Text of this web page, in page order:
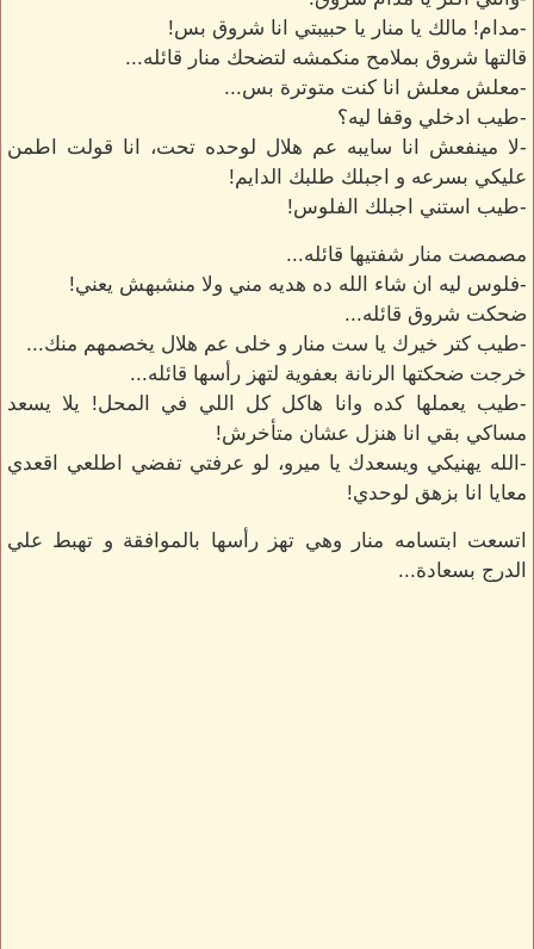
-مدام! مالك يا منار يا حبيبتي انا شروق بس!
قالتها شروق بملامح منكمشه لتضحك منار قائله...
-معلش معلش انا كنت متوترة بس...
-طيب ادخلي وقفا ليه؟
-لا مينفعش انا سايبه عم هلال لوحده تحت، انا قولت اطمن
عليكي بسرعه و اجبلك طلبك الدايم!
-طيب استني اجبلك الفلوس!
مصمصت منار شفتيها قائله...
-فلوس ليه ان شاء الله ده هديه مني ولا منشبهش يعني!
ضحكت شروق قائله...
-طيب كتر خيرك يا ست منار و خلى عم هلال يخصمهم منك...
خرجت ضحكتها الرنانة بعفوية لتهز رأسها قائله...
-طيب يعملها كده وانا هاكل كل اللي في المحل! يلا يسعد
مساكي بقي انا هنزل عشان متأخرش!
-الله يهنيكي ويسعدك يا ميرو، لو عرفتي تفضي اطلعي اقعدي
معايا انا بزهق لوحدي!
اتسعت ابتسامه منار وهي تهز رأسها بالموافقة و تهبط علي
الدرج بسعادة...